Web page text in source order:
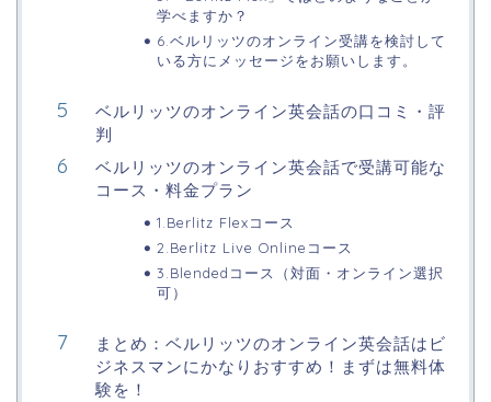
学べますか？
6.ベルリッツのオンライン受講を検討して
いる方にメッセージをお願いします。
ベルリッツのオンライン英会話の口コミ・評
判
ベルリッツのオンライン英会話で受講可能な
コース・料金プラン
1.Berlitz Flexコース
2.Berlitz Live Onlineコース
3.Blendedコース（対面・オンライン選択
可）
まとめ：ベルリッツのオンライン英会話はビ
ジネスマンにかなりおすすめ！まずは無料体
験を！